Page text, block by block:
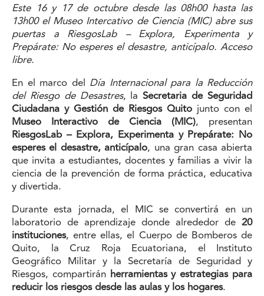
Este 16 y 17 de octubre desde las 08h00 hasta las
13h00 el Museo Intercativo de Ciencia (MIC) abre sus
puertas a RiesgosLab – Explora, Experimenta y
Prepárate: No esperes el desastre, anticípalo. Acceso
libre.
En el marco del Día Internacional para la Reducción
del Riesgo de Desastres, laSecretaria de Seguridad
Ciudadana y Gestión de Riesgos Quito junto con el
Museo Interactivo de Ciencia (MIC), presentan
RiesgosLab – Explora, Experimenta y Prepárate: No
esperes el desastre, anticípalo, una gran casa abierta
que invita a estudiantes, docentes y familias a vivir la
ciencia de la prevención de forma práctica, educativa
y divertida.
Durante esta jornada, el MIC se convertirá en un
laboratorio de aprendizaje donde alrededor de 20
instituciones, entre ellas, el Cuerpo de Bomberos de
Quito, la Cruz Roja Ecuatoriana, el Instituto
Geográfico Militar y la Secretaría de Seguridad y
Riesgos, compartirán herramientas y estrategias para
reducir los riesgos desde las aulas y los hogares.